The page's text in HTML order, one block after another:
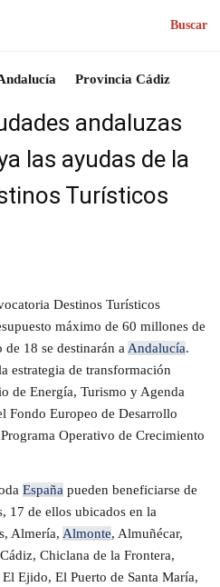
Buscar
Provincia Cádiz
andaluzas
las ayudas de la
Turísticos
Destinos Turísticos
máximo de 60 millones de
18 se destinarán a Andalucía.
estrategia de transformación
de Energía, Turismo y Agenda
Fondo Europeo de Desarrollo
Operativo de Crecimiento
España pueden beneficiarse de
17 de ellos ubicados en la
Almería, Almonte, Almuñécar,
Chiclana de la Frontera,
Ejido, El Puerto de Santa María,